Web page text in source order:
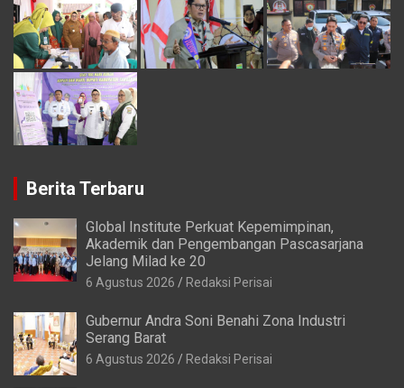
Berita Terbaru
Global Institute Perkuat Kepemimpinan,
Akademik dan Pengembangan Pascasarjana
Jelang Milad ke 20
6 Agustus 2026 Redaksi Perisai
Gubernur Andra Soni Benahi Zona Industri
Serang Barat
6 Agustus 2026 Redaksi Perisai